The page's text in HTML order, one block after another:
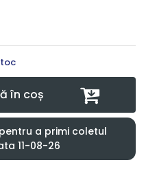
în coș
a primi coletul
11-08-26